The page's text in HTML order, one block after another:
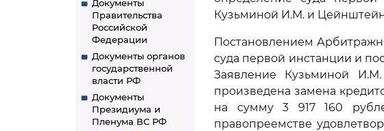
Документы
Правительства
Российской
Федерации
Документы органов
государственной
власти РФ
Документы
Президиума и
Пленума ВС РФ
Кузьминой И.М. и
Постановлением
суда первой инстанции и
Заявление Кузьминой И.М.
произведена замена
на сумму 3 917 160
правопреемстве